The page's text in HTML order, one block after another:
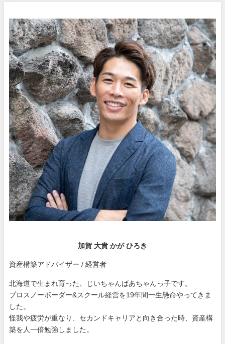
加賀 大貴 かが ひろき
資産構築アドバイザー / 経営者
北海道で生まれ育った、じいちゃんばあちゃんっ子です。
プロスノーボーダー&スクール経営を19年間一生懸命やってきま
した。
怪我や疲労が重なり、セカンドキャリアと向き合った時、資産構
築を人一倍勉強しました。